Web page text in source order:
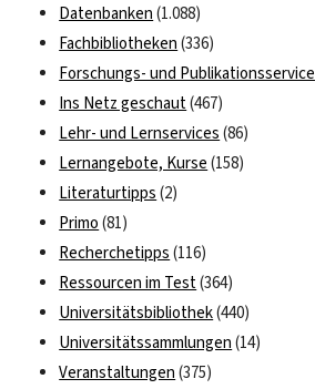
Datenbanken (1.088)
Fachbibliotheken (336)
Forschungs- und Publikationsservice
Ins Netz geschaut(467)
Lehr- und Lernservices (86)
Lernangebote, Kurse (158)
Literaturtipps (2)
Primo (81)
Recherchetipps (116)
Ressourcen im Test(364)
Universitätsbibliothek(440)
Universitätssammlungen (14)
Veranstaltungen (375)